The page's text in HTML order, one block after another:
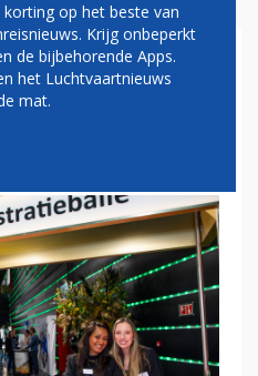
ALS
DE CAREER
ROTTERDAM
op het beste van
Krijg onbeperkt
de bijbehorende Apps.
het Luchtvaartnieuws
mat.